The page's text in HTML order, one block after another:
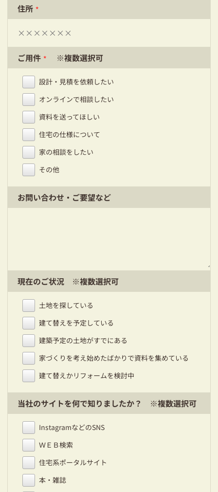
住所 *
ご用件 * ※複数選択可
設計・見積を依頼したい
オンラインで相談したい
資料を送ってほしい
住宅の仕様について
家の相談をしたい
その他
お問い合わせ・ご要望など
現在のご状況 ※複数選択可
土地を探している
建て替えを予定している
建築予定の土地がすでにある
家づくりを考え始めたばかりで資料を集めている
建て替えかリフォームを検討中
当社のサイトを何で知りましたか？ ※複数選択可
InstagramなどのSNS
ＷＥＢ検索
住宅系ポータルサイト
本・雑誌